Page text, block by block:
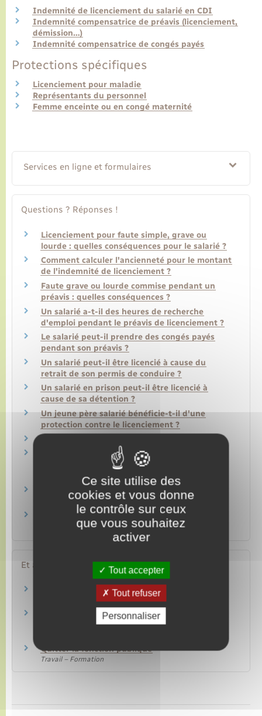
Transports
Voirie et espace public
Indemnité de licenciement du salarié en CDI
Indemnité compensatrice de préavis (licenciement,
démission…)
Indemnité compensatrice de congés payés
Protections spécifiques
Licenciement pour maladie
Représentants du personnel
Femme enceinte ou en congé maternité
Services en ligne et formulaires
Questions ? Réponses !
Licenciement pour faute simple, grave ou
lourde : quelles conséquences pour le salarié ?
Comment calculer l'ancienneté pour le montant
de l'indemnité de licenciement ?
Faute grave ou lourde commise pendant un
préavis : quelles conséquences ?
Un salarié a-t-il des heures de recherche
d'emploi pendant le préavis de licenciement ?
Le salarié peut-il prendre des congés payés
pendant son préavis ?
Un salarié peut-il être licencié à cause du
retrait de son permis de conduire ?
Un salarié en prison peut-il être licencié à
cause de sa détention ?
Un jeune père salarié bénéficie-t-il d'une
protection contre le licenciement ?
Licenciement abusif ou nul : l'employeur ou le
salarié doit-il rembourser les allocations
chômage ?
Salarié sans papier : quelles règles pour la
rupture du contrat de travail ?
Le salarié touche-t-il des indemnités en cas de
licenciement pour inaptitude physique ?
Et aussi
Licenciement économique
Travail – Formation
Rupture du contrat de travail dans le secteur
Quitter la fonction publique
Travail – Formation
Ce site utilise des
cookies et vous donne
le contrôle sur ceux
que vous souhaitez
activer
Tout accepter
Tout refuser
Personnaliser